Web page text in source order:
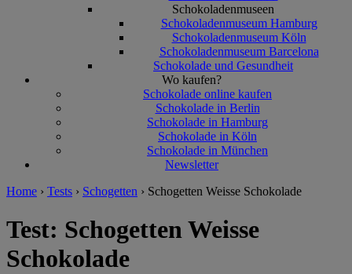
Schokoladenmuseen
Schokoladenmuseum Hamburg
Schokoladenmuseum Köln
Schokoladenmuseum Barcelona
Schokolade und Gesundheit
Wo kaufen?
Schokolade online kaufen
Schokolade in Berlin
Schokolade in Hamburg
Schokolade in Köln
Schokolade in München
Newsletter
Home › Tests › Schogetten › Schogetten Weisse Schokolade
Test: Schogetten Weisse
Schokolade